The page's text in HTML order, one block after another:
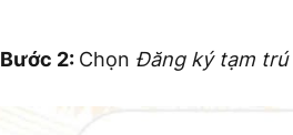
Bước 2: Chọn Đăng ký tạm trú